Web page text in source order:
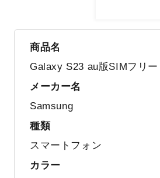
商品名
Galaxy S23 au版SIMフリ
メーカー名
Samsung
種類
スマートフォン
カラー